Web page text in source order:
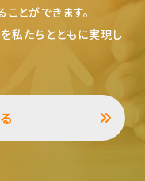
とができます。
私たちとともに実現し